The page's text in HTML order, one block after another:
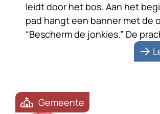
leidt door het bos. Aan het
pad hangt een banner met de
“Bescherm de jonkies.” De
van een reekalfje met zijn
benadrukt de boodschap. De
om samenwerking; met […]
Gemeente